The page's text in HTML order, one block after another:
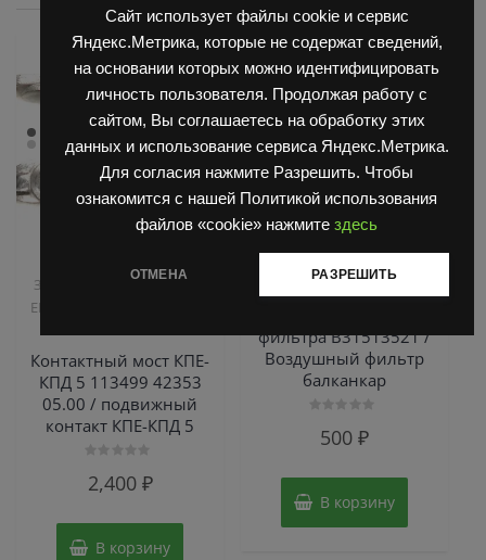
Сайт использует файлы cookie и сервис
Яндекс.Метрика, которые не содержат сведений,
на основании которых можно идентифицировать
личность пользователя. Продолжая работу с
сайтом, Вы соглашаетесь на обработку этих
данных и использование сервиса Яндекс.Метрика.
Для согласия нажмите Разрешить. Чтобы
ознакомится с нашей Политикой использования
файлов «cookie» нажмите здесь
ОТМЕНА РАЗРЕШИТЬ
Запчасти ЕП 001 / ЕП 006 /
ЕП 011 / ЕС 301
Контактный мост КПЕ-
КПД 5 113499 42353
05.00 / подвижный
контакт КПЕ-КПД 5
02,400 ₽
В корзину
Балканкар
фильтра В31513521 /
Воздушный фильтр
балканкар
500 ₽
В корзину